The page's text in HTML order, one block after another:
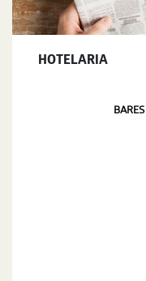
HOTELARIA